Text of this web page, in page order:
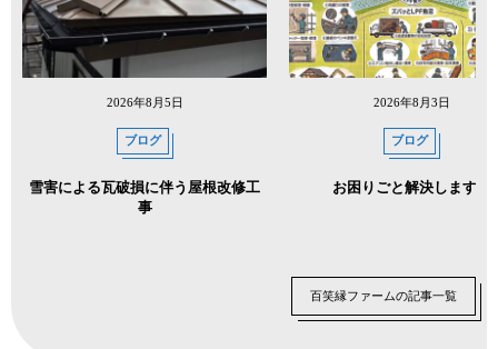
2026年8月5日
ブログ
雪害による瓦破損に伴う屋根改修工
事
2026年8月3日
ブログ
お困りごと解決します！
百笑縁ファームの記事一覧